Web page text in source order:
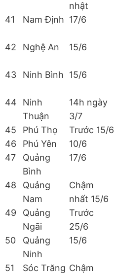
nhật
41 Nam Định 17/6
42 Nghệ An 15/6
43 Ninh Bình 15/6
44
Ninh
Thuận
14h ngày
3/7
45 Phú Thọ Trước 15/6
46
Phú Yên 10/6
47
Quảng
Bình
17/6
48
Quảng
Nam
Chậm
nhất 15/6
49
Quảng
Ngãi
Trước
25/6
50
Quảng
Ninh
15/6
51 Sóc Trăng Chậm